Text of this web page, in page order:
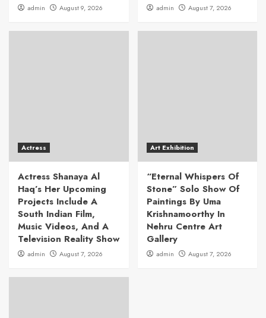
admin August 9, 2026 admin August 7, 2026
Actress
Actress Shanaya Al
Haq’s Her Upcoming
Projects Include A
South Indian Film,
Music Videos, And A
Television Reality Show
admin August 7, 2026
Art Exhibition
“Eternal Whispers Of
Stone” Solo Show Of
Paintings By Uma
Krishnamoorthy In
Nehru Centre Art
Gallery
admin August 7, 2026